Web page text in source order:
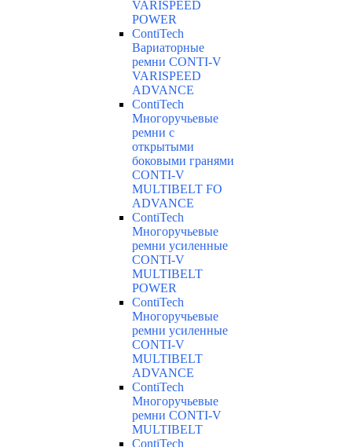
VARISPEED
POWER
ContiTech
Вариаторные
ремни CONTI-V
VARISPEED
ADVANCE
ContiTech
Многоручьевые
ремни с
открытыми
боковыми гранями
CONTI-V
MULTIBELT FO
ADVANCE
ContiTech
Многоручьевые
ремни усиленные
CONTI-V
MULTIBELT
POWER
ContiTech
Многоручьевые
ремни усиленные
CONTI-V
MULTIBELT
ADVANCE
ContiTech
Многоручьевые
ремни CONTI-V
MULTIBELT
ContiTech